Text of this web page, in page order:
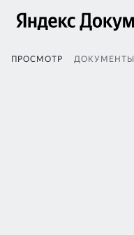
ПРОСМОТР ДОКУМЕНТЫ